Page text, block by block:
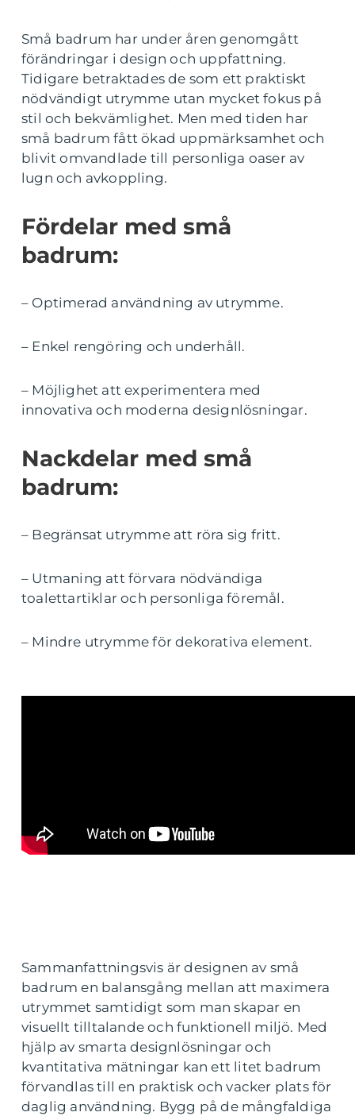
Små badrum har under åren genomgått
förändringar i design och uppfattning.
Tidigare betraktades de som ett praktiskt
nödvändigt utrymme utan mycket fokus på
stil och bekvämlighet. Men med tiden har
små badrum fått ökad uppmärksamhet och
blivit omvandlade till personliga oaser av
lugn och avkoppling.
Fördelar med små
badrum:
– Optimerad användning av utrymme.
– Enkel rengöring och underhåll.
– Möjlighet att experimentera med
innovativa och moderna designlösningar.
Nackdelar med små
badrum:
– Begränsat utrymme att röra sig fritt.
– Utmaning att förvara nödvändiga
toalettartiklar och personliga föremål.
– Mindre utrymme för dekorativa element.
Sammanfattningsvis är designen av små
badrum en balansgång mellan att maximera
utrymmet samtidigt som man skapar en
visuellt tilltalande och funktionell miljö. Med
hjälp av smarta designlösningar och
kvantitativa mätningar kan ett litet badrum
förvandlas till en praktisk och vacker plats för
daglig användning. Bygg på de mångfaldiga